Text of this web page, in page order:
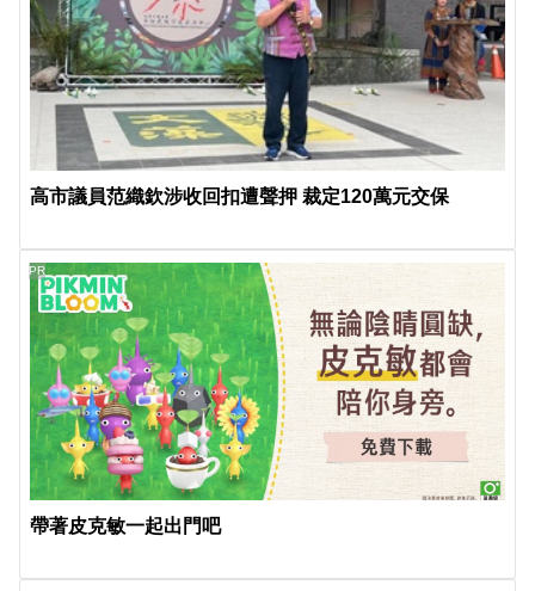
高市議員范織欽涉收回扣遭聲押 裁定120萬元交保
帶著皮克敏一起出門吧
PR